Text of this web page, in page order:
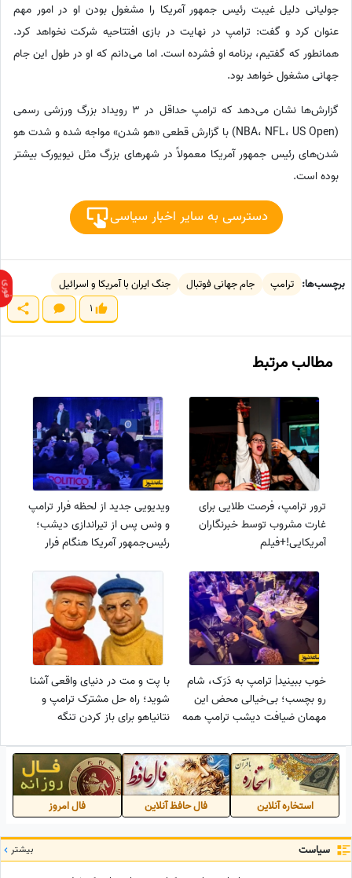
جولیانی دلیل غیبت رئیس جمهور آمریکا را مشغول بودن او در امور مهم
عنوان کرد و گفت: ترامپ در نهایت در بازی افتتاحیه شرکت نخواهد کرد.
همانطور که گفتیم، برنامه او فشرده است. اما می‌دانم که او در طول این جام
جهانی مشغول خواهد بود.
گزارش‌ها نشان می‌دهد که ترامپ حداقل در 3 رویداد بزرگ ورزشی رسمی
(NBA، NFL، US Open) با گزارش قطعی «هو شدن» مواجه شده و شدت هو
شدن‌های رئیس جمهور آمریکا معمولاً در شهرهای بزرگ مثل نیویورک بیشتر
بوده است.
دسترسی به سایر اخبار سیاسی
برچسب‌ها: ترامپ جام جهانی فوتبال
جنگ ایران با آمریکا و اسرائیل
1
مطالب مرتبط
ترور ترامپ، فرصت طلایی برای
غارت مشروب توسط خبرنگاران
آمریکایی!+فیلم
ویدیویی جدید از لحظه فرار ترامپ
و ونس پس از تیراندازی دیشب؛
رئیس‌جمهور آمریکا هنگام فرار
خوب ببینید| ترامپ به دَرَک، شام
رو بچسب؛ بی‌خیالی محض این
مهمان ضیافت دیشب ترامپ همه
با پت و مت در دنیای واقعی آشنا
شوید؛ راه حل مشترک ترامپ و
نتانیاهو برای باز کردن تنگه
استخاره آنلاین فال حافظ آنلاین فال امروز
سیاست بیشتر